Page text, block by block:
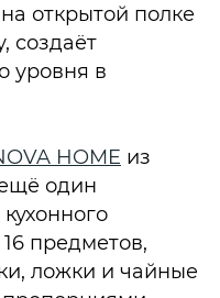
открытой полке
создаёт
уровня в
HOME из
один
предметов,
ложки и чайные